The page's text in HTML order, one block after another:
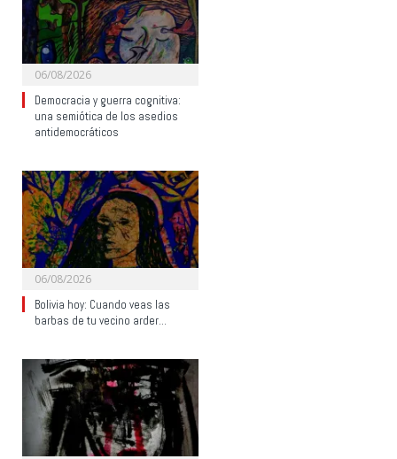
06/08/2026
Democracia y guerra cognitiva:
una semiótica de los asedios
antidemocráticos
06/08/2026
Bolivia hoy: Cuando veas las
barbas de tu vecino arder…